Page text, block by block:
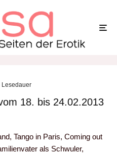
Lesedauer
18. bis 24.02.2013
Tango in Paris, Coming out
als Schwuler,